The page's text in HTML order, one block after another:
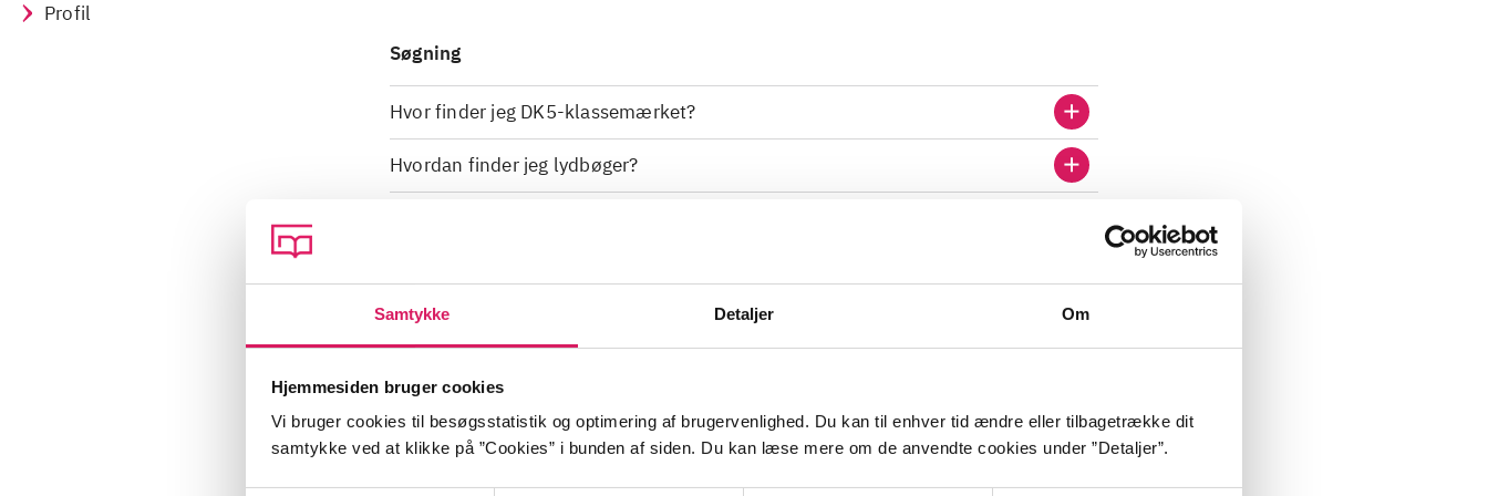
Samtykke Detaljer Om
Hjemmesiden bruger cookies
Vi bruger cookies til besøgsstatistik og optimering af brugervenlighed. Du kan til enhver tid ændre eller tilbagetrække dit
samtykke ved at klikke på ”Cookies” i bunden af siden. Du kan læse mere om de anvendte cookies under ”Detaljer”.
Profil
Søgning
Hvor finder jeg DK5-klassemærket?
Hvordan finder jeg lydbøger?
Mangler et sprog i avanceret søgning?
Teknik